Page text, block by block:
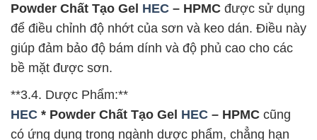
Powder Chất Tạo Gel HEC – HPMC được sử dụng
để điều chỉnh độ nhớt của sơn và keo dán. Điều này
giúp đảm bảo độ bám dính và độ phủ cao cho các
bề mặt được sơn.
**3.4. Dược Phẩm:**
HEC * Powder Chất Tạo Gel HEC – HPMC cũng
có ứng dụng trong ngành dược phẩm, chẳng hạn